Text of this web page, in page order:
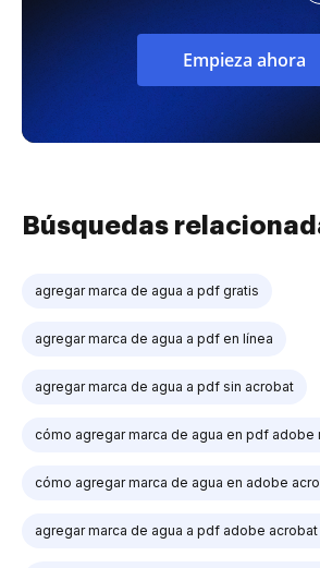
Empieza ahora
Búsquedas
agregar marca de agua a pdf gratis
agregar marca de agua a pdf en línea
agregar marca de agua a pdf sin acrobat
cómo agregar marca de agua en pdf adobe
cómo agregar marca de agua en adobe
agregar marca de agua a pdf adobe acrobat